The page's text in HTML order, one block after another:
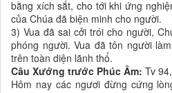
bằng xích sắt, cho tới khi ứng
của Chúa đã biện minh cho người.
3) Vua đã sai cởi trói cho người,
phóng người. Vua đã tôn người
trên toàn diện lãnh thổ.
Câu Xướng trước Phúc Âm: Tv
Hôm nay các ngươi đừng cứng